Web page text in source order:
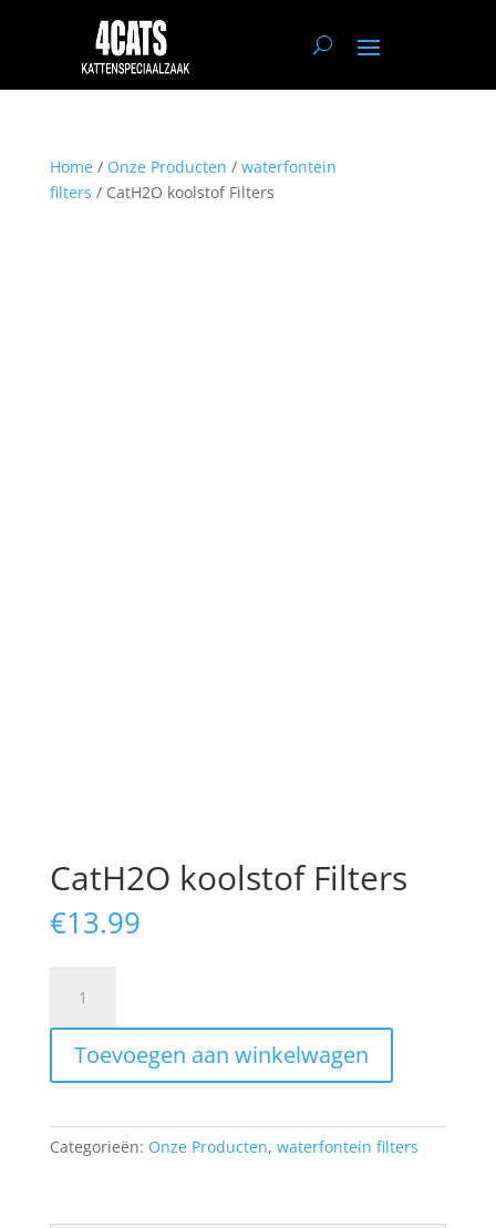
Home/ Onze Producten / waterfontein
filters / CatH2O koolstof Filters
CatH2O koolstof Filters
€13.99
koolstof
Filters
aantal
Toevoegen aan winkelwagen
Categorieën: Onze Producten, waterfontein filters